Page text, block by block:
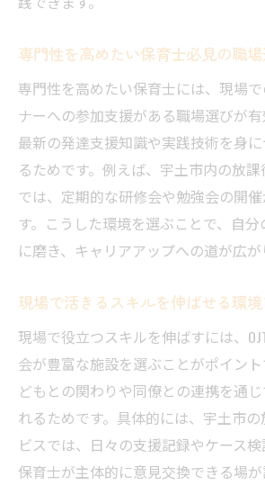
専門性を高めたい保育士必見の職
専門性を高めたい保育士には、現場
ナーへの参加支援がある職場選びが有
最新の発達支援知識や実践技術を身
るためです。例えば、宇土市内の放
では、定期的な研修会や勉強会の開
す。こうした環境を選ぶことで、自
に磨き、キャリアアップへの道が広が
現場で活きるスキルを伸ばせる環
現場で役立つスキルを伸ばすには、
会が豊富な施設を選ぶことがポイン
どもとの関わりや同僚との連携を通
れるためです。具体的には、宇土市
ビスでは、日々の支援記録やケース検
保育士が主体的に意見交換できる場